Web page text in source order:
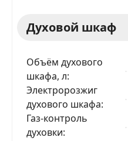
Духовой шкаф
Объём духового
шкафа, л
Электророзжиг
духового шкафа
Газ-контроль
духовки